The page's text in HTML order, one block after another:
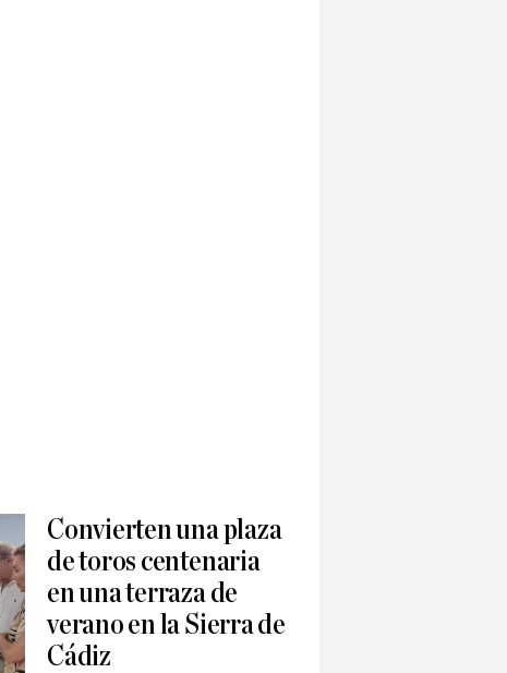
Convierten una plaza
de toros centenaria
en una terraza de
verano en la Sierra de
Cádiz